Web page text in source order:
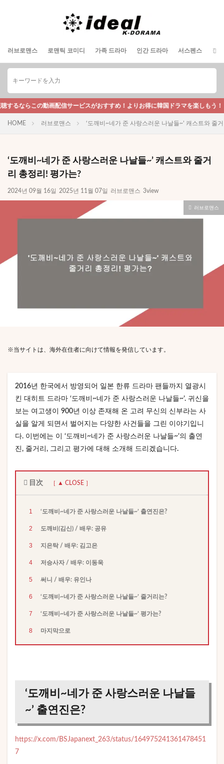
러브로맨스 로맨틱 코미디 가족 드라마 인간 드라마 서스펜스 청춘
の動画配信サービスがおすすめ！よりお得に韓国ドラマを楽しもう！
HOME 러브로맨스 ‘도깨비~네가 준 사랑스러운 나날들~’ 캐스트와 줄
‘도깨비~네가 준 사랑스러운 나날들~’ 캐스트와 줄거
리 총정리! 평가는?
2024년 09월 16일 2025년 11월 07일 러브로맨스 3view
러브로맨스
※当サイトは、海外在住者に向けて情報を発信しています。
2016년 한국에서 방영되어 일본 한류 드라마 팬들까지 열광시
킨 대히트 드라마 ‘도깨비~네가 준 사랑스러운 나날들~’. 귀신을
보는 여고생이 900년 이상 존재해 온 고려 무신의 신부라는 사
실을 알게 되면서 벌어지는 다양한 사건들을 그린 이야기입니
다. 이번에는 이 ‘도깨비~네가 준 사랑스러운 나날들~’의 출연
진, 줄거리, 그리고 평가에 대해 소개해 드리겠습니다.
目次
1 ‘도깨비~네가 준 사랑스러운 나날들~’ 출연진은?
2 도깨비(김신) / 배우: 공유
3 지은탁 / 배우: 김고은
4 저승사자 / 배우: 이동욱
5 써니 / 배우: 유인나
6 ‘도깨비~네가 준 사랑스러운 나날들~’ 줄거리는?
7 ‘도깨비~네가 준 사랑스러운 나날들~’ 평가는?
8 마지막으로
‘도깨비~네가 준 사랑스러운 나날들
~’ 출연진은?
https://x.com/BSJapanext_263/status/164975241361478451
7